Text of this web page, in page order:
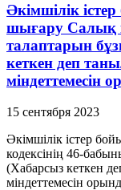
Әкімшілік
шығару Салық
талаптарын
кеткен деп
міндеттемесін
15 сентября 2023
Әкімшілік істер
кодексінің 46-
(Хабарсыз кеткен
міндеттемесін